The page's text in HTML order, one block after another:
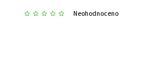
Neohodnoceno